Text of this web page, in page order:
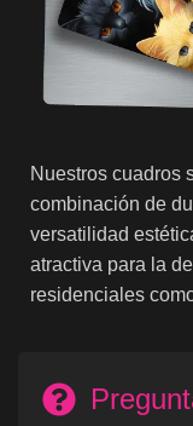
Nuestros cuadros
combinación de
versatilidad
atractiva para la
residenciales